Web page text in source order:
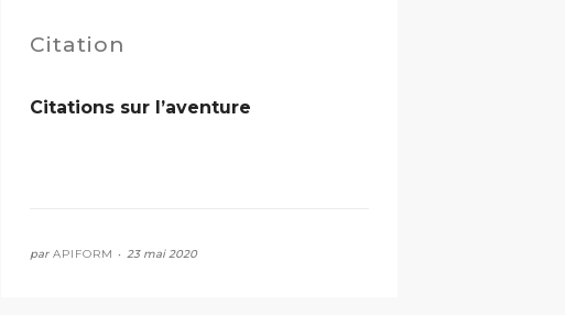
Citation
Citations sur l’aventure
par APIFORM • 23 mai 2020